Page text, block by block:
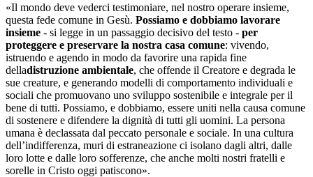
«Il mondo deve vederci testimoniare, nel nostro operare insieme,
questa fede comune in Gesù. Possiamo e dobbiamo lavorare
insieme - si legge in un passaggio decisivo del testo - per
proteggere e preservare la nostra casa comune: vivendo,
istruendo e agendo in modo da favorire una rapida fine
delladistruzione ambientale, che offende il Creatore e degrada le
sue creature, e generando modelli di comportamento individuali e
sociali che promuovano uno sviluppo sostenibile e integrale per il
bene di tutti. Possiamo, e dobbiamo, essere uniti nella causa comune
di sostenere e difendere la dignità di tutti gli uomini. La persona
umana è declassata dal peccato personale e sociale. In una cultura
dell’indifferenza, muri di estraneazione ci isolano dagli altri, dalle
loro lotte e dalle loro sofferenze, che anche molti nostri fratelli e
sorelle in Cristo oggi patiscono».